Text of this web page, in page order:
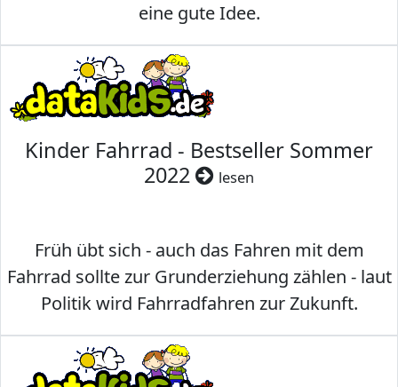
eine gute Idee.
Kinder Fahrrad - Bestseller Sommer
2022
lesen
Früh übt sich - auch das Fahren mit dem
Fahrrad sollte zur Grunderziehung zählen - laut
Politik wird Fahrradfahren zur Zukunft.